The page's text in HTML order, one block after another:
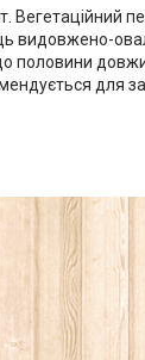
Вегетаційний
видовжено-
половини
для